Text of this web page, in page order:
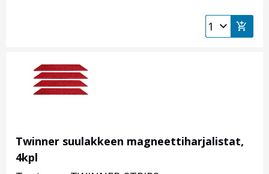
Twinner suulakkeen magneettiharjalistat,
4kpl